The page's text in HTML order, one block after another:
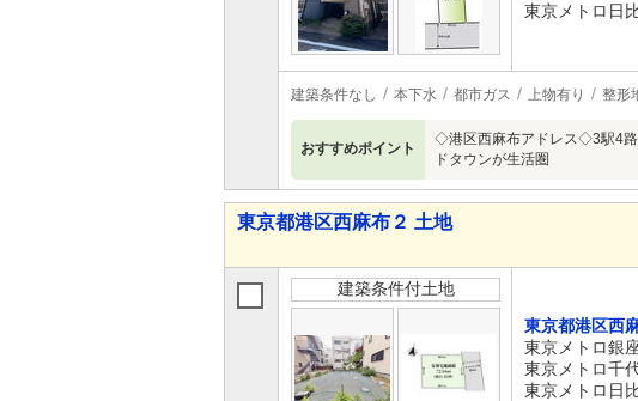
東京メトロ日
建築条件なし 本下水 都市ガス 上物有り 整形
おすすめポイント
◇港区西麻布アドレス◇3駅4
ドタウンが生活圏
東京都港区西麻布２ 土地
建築条件付土地
東京都港区西
東京メトロ銀
東京メトロ千
東京メトロ日